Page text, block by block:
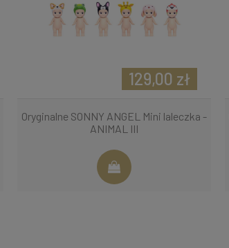
Oryginalne SONNY ANGEL Mini laleczka -
ANIMAL III
129,00 zł